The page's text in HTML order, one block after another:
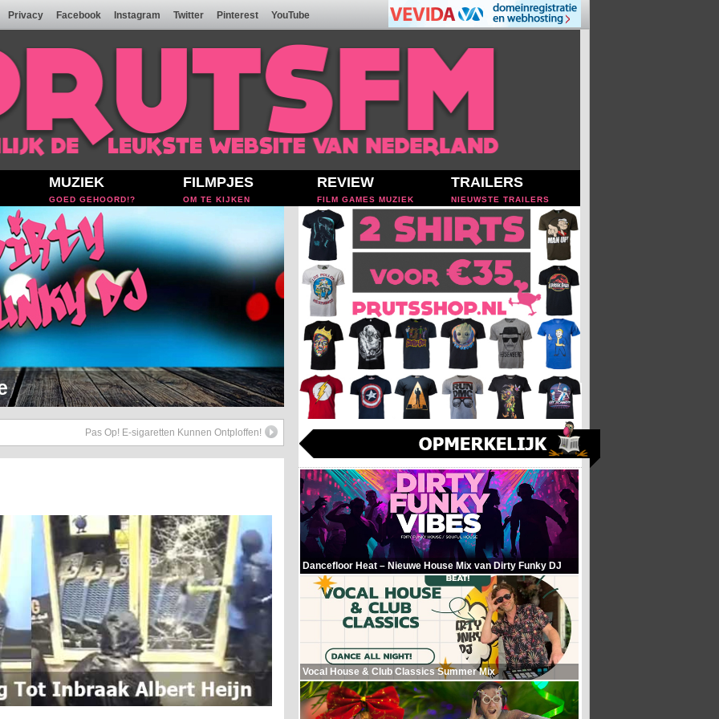
Privacy Facebook Instagram Twitter Pinterest YouTube
MUZIEK
GOED GEHOORD!?
FILMPJES
OM TE KIJKEN
REVIEW
FILM GAMES MUZIEK
TRAILERS
NIEUWSTE TRAILERS
Beats
Pas Op! E-sigaretten Kunnen Ontploffen!
Dancefloor Heat – Nieuwe House Mix van Dirty Funky DJ
Vocal House & Club Classics Summer Mix